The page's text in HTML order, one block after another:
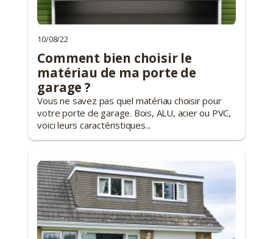
10/08/22
Comment bien choisir le
matériau de ma porte de
garage ?
Vous ne savez pas quel matériau choisir pour
votre porte de garage. Bois, ALU, acier ou PVC,
voici leurs caractéristiques...